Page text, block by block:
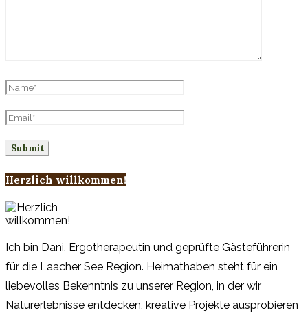
Herzlich willkommen!
Ich bin Dani, Ergotherapeutin und geprüfte Gästeführerin
für die Laacher See Region. Heimathaben steht für ein
liebevolles Bekenntnis zu unserer Region, in der wir
Naturerlebnisse entdecken, kreative Projekte ausprobieren